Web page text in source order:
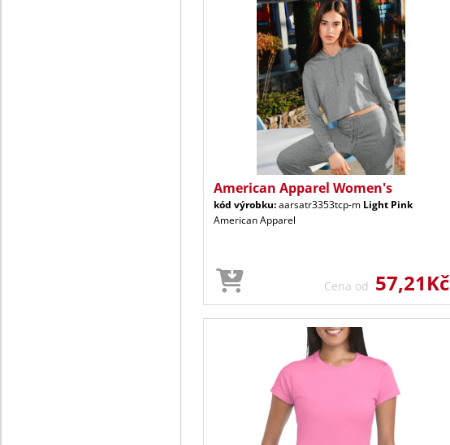
American Apparel Women's
kód výrobku:aarsatr3353tcp-m Light Pink
American Apparel
Cena od 57,21Kč